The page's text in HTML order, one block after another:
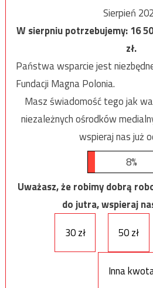
Sierpień
W sierpniu potrzebujemy:16
zł.
Państwa wsparcie jest
Fundacji Magna Polonia.
Masz świadomość tego jak
niezależnych ośrodków
wspieraj nas już
8%
Uważasz, że robimy dobrą
do jutra, wspieraj
30 zł
50 zł
Inna